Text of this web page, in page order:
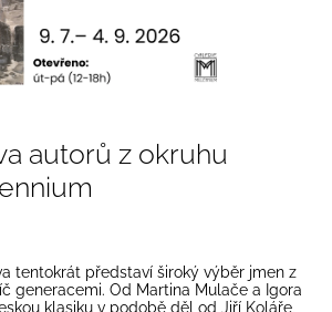
autorů z okruhu
tentokrát představí široký výběr jmen z
generacemi. Od Martina Mulače a Igora
klasiku v podobě děl od Jiří Koláře,